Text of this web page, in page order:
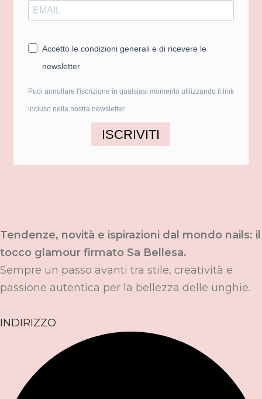
Accetto le condizioni generali e di ricevere le
newsletter
Puoi annullare l'iscrizione in qualsiasi momento utilizzando il link
incluso nella nostra newsletter.
ISCRIVITI
Tendenze, novità e ispirazioni dal mondo nails: il
tocco glamour firmato Sa Bellesa.
Sempre un passo avanti tra stile, creatività e
passione autentica per la bellezza delle unghie.
INDIRIZZO